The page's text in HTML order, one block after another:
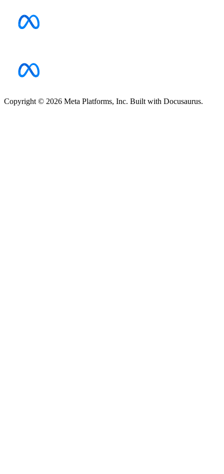
Copyright © 2026 Meta Platforms, Inc. Built with Docusaurus.